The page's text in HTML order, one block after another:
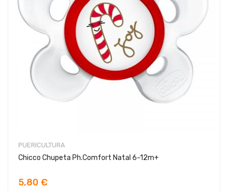
PUERICULTURA
Chicco Chupeta Ph.Comfort Natal 6-12m+
5,80 €